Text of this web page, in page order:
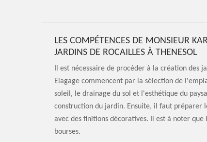
LES COMPÉTENCES DE MONSIEUR
JARDINS DE ROCAILLES À THENESOL
Il est nécessaire de procéder à la création des
Elagage commencent par la sélection de
soleil, le drainage du sol et l'esthétique du
construction du jardin. Ensuite, il faut préparer
avec des finitions décoratives. Il est à noter
bourses.